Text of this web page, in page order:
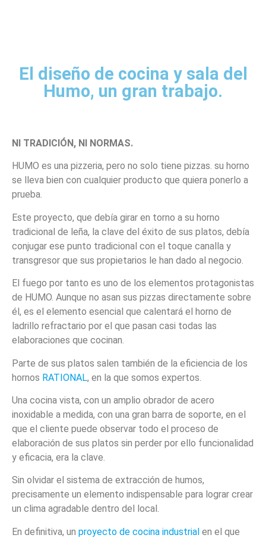
El diseño de cocina y sala del
Humo, un gran trabajo.
NI TRADICIÓN, NI NORMAS.
HUMO es una pizzeria, pero no solo tiene pizzas. su horno
se lleva bien con cualquier producto que quiera ponerlo a
prueba.
Este proyecto, que debía girar en torno a su horno
tradicional de leña, la clave del éxito de sus platos, debía
conjugar ese punto tradicional con el toque canalla y
transgresor que sus propietarios le han dado al negocio.
El fuego por tanto es uno de los elementos protagonistas
de HUMO. Aunque no asan sus pizzas directamente sobre
él, es el elemento esencial que calentará el horno de
ladrillo refractario por el que pasan casi todas las
elaboraciones que cocinan.
Parte de sus platos salen también de la eficiencia de los
hornos RATIONAL, en la que somos expertos.
Una cocina vista, con un amplio obrador de acero
inoxidable a medida, con una gran barra de soporte, en el
que el cliente puede observar todo el proceso de
elaboración de sus platos sin perder por ello funcionalidad
y eficacia, era la clave.
Sin olvidar el sistema de extracción de humos,
precisamente un elemento indispensable para lograr crear
un clima agradable dentro del local.
En definitiva, un proyecto de cocina industrial en el que